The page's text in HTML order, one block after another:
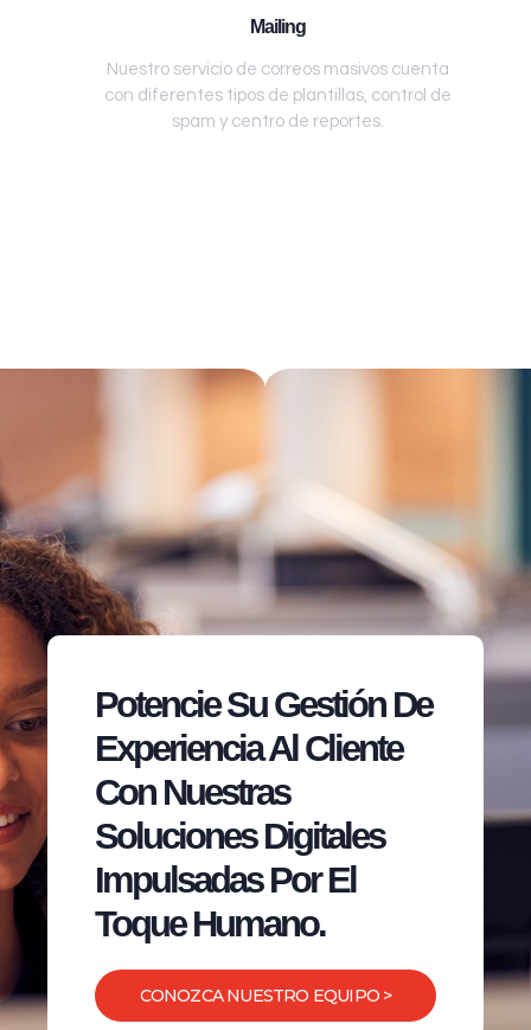
Mailing
Nuestro servicio de correos masivos cuenta
con diferentes tipos de plantillas, control de
spam y centro de reportes.
Potencie Su Gestión De
Experiencia Al Cliente
Con Nuestras
Soluciones Digitales
Impulsadas Por El
Toque Humano.
CONOZCA NUESTRO EQUIPO >